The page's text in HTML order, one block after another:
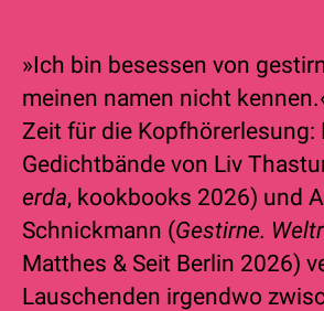
»Ich bin besessen von
meinen namen nicht
Zeit für die Kopfhörerlesung:
Gedichtbände von Liv
erda, kookbooks 2026) und
Schnickmann (Gestirne.
Matthes & Seit Berlin 2026)
Lauschenden irgendwo